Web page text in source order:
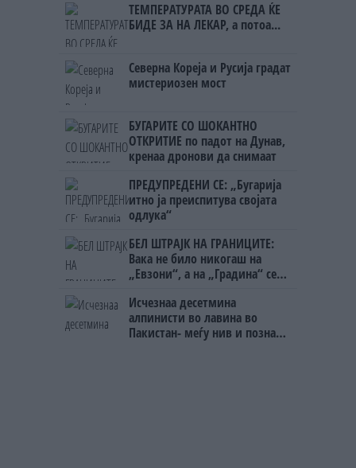
ТЕМПЕРАТУРАТА ВО СРЕДА ЌЕ
БИДЕ ЗА НА ЛЕКАР, а потоа...
Северна Кореја и Русија градат
мистериозен мост
БУГАРИТЕ СО ШОКАНТНО
ОТКРИТИЕ по падот на Дунав,
кренаа дронови да снимаат
ПРЕДУПРЕДЕНИ СЕ: „Бугарија
итно ја преиспитува својата
одлука“
БЕЛ ШТРАЈК НА ГРАНИЦИТЕ:
Вака не било никогаш на
„Евзони“, а на „Градина“ се
Исчезнаа десетмина
алпинисти во лавина во
Пакистан- меѓу нив и познат